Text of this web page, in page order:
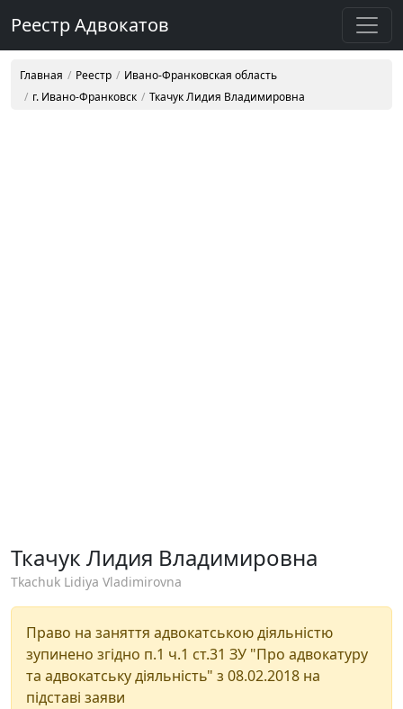
Реестр Адвокатов
Главная Реестр
Ивано-Франковская область
г. Ивано-Франковск
Ткачук Лидия Владимировна
Ткачук Лидия Владимировна
Tkachuk Lidiya Vladimirovna
Право на заняття адвокатською діяльністю
зупинено згідно п.1 ч.1 ст.31 ЗУ "Про адвокатуру
та адвокатську діяльність" з 08.02.2018 на
підставі заяви